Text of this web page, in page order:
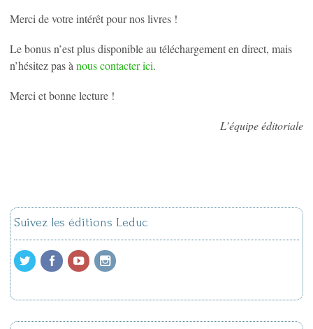
Merci de votre intérêt pour nos livres !
Le bonus n’est plus disponible au téléchargement en direct, mais
n’hésitez pas à nous contacter ici.
Merci et bonne lecture !
L’équipe éditoriale
Suivez les éditions Leduc